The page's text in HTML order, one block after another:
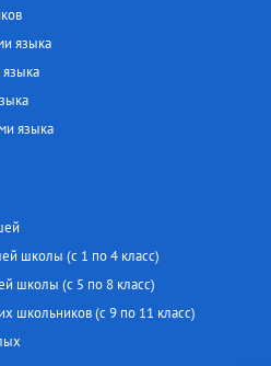
языка
языка
школы (с 1 по 4 класс)
школы (с 5 по 8 класс)
школьников (с 9 по 11 класс)